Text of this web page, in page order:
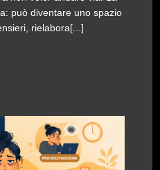
può diventare uno spazio
rielabora[...]